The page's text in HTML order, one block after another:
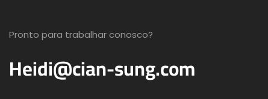
Pronto para trabalhar conosco?
Heidi@cian-sung.com